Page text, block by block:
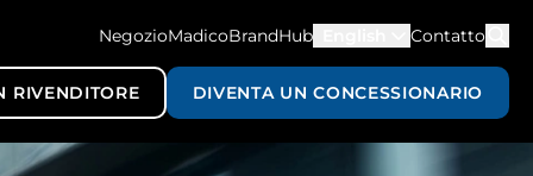
NegozioMadicoBrandHub Contatto
RIVENDITORE DIVENTA UN CONCESSIONARIO